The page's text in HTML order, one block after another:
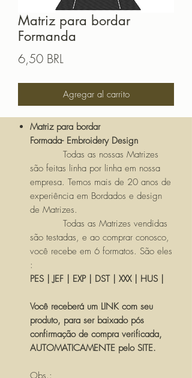
Matriz para bordar
Formanda
6,50 BRL
Agregar al carrito
Matriz para bordar
Formada- Embroidery Design
Todas as nossas Matrizes
são feitas linha por linha em nossa
empresa. Temos mais de 20 anos de
experiência em Bordados e design
de Matrizes.
Todas as Matrizes vendidas
são testadas, e ao comprar conosco,
você recebe em 6 formatos. São eles
:
PES | JEF | EXP | DST | XXX | HUS |
Você receberá um LINK com seu
produto, para ser baixado pós
confirmação de compra verificada,
AUTOMATICAMENTE pelo SITE.